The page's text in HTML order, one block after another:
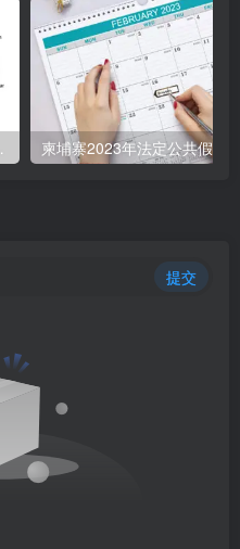
柬埔寨2023年法定公共假期
提交